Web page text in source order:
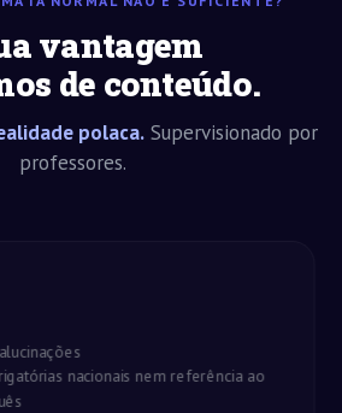
vantagem
de conteúdo.
polaca.Supervisionado por
professores.
nacionais nem referência ao